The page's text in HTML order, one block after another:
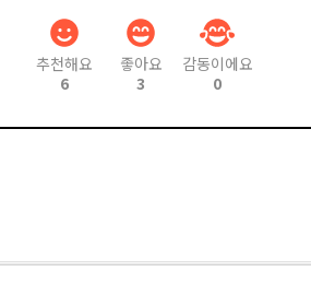
추천해요
6
좋아요
3
감동이에요
0